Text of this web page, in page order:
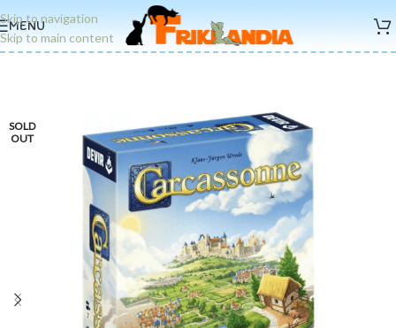
Skip to navigation
Skip to main content
MENU
SOLD
OUT